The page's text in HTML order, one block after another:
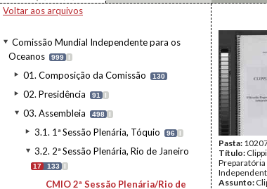
Voltar aos arquivos
Comissão Mundial Independente para os
Oceanos
999 I
01. Composição da Comissão 130
02. Presidência 91 I
03. Assembleia 498 I
3.1. 1ª Sessão Plenária, Tóquio 96 I
3.2. 2ª Sessão Plenária, Rio de Janeiro
17 133 I
CMIO 2ª Sessão Plenária/Rio de
Janeiro
Pasta:
Título:
Assunto: